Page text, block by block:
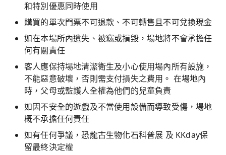
和特別優惠同時使用
購買的單次門票不可退款、不可轉售且不可兌換現金
如在本場所內遺失、被竊或損毀，場地將不會承擔任
何有關責任
客人應保持場地清潔衛生及小心使用場內所有設施，
不能惡意破壞，否則需支付損失之費用。 在場地內
時，父母或監護人全權為他們的兒童負責
如因不安全的遊戲及不當使用設備而導致受傷，場地
概不承擔任何責任
如有任何爭議，恐龍古生物化石科普展 及 KKday保
留最終決定權